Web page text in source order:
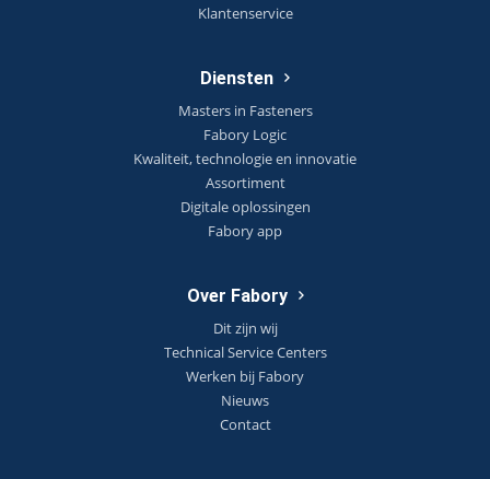
Klantenservice
Diensten
Masters in Fasteners
Fabory Logic
Kwaliteit, technologie en innovatie
Assortiment
Digitale oplossingen
Fabory app
Over Fabory
Dit zijn wij
Technical Service Centers
Werken bij Fabory
Nieuws
Contact